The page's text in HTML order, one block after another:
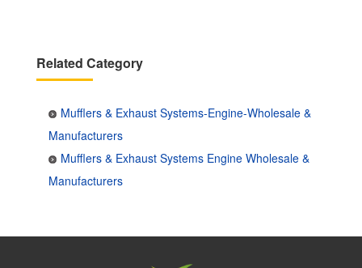
Related Category
Mufflers & Exhaust Systems-Engine-Wholesale &
Manufacturers
Mufflers & Exhaust Systems Engine Wholesale &
Manufacturers